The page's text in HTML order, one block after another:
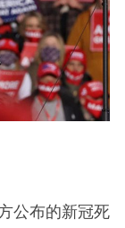
公布的新冠死